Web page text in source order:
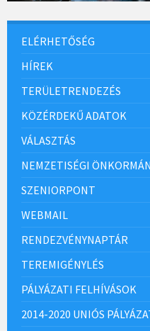
ELÉRHETŐSÉG
HÍREK
TERÜLETRENDEZÉS
KÖZÉRDEKŰ ADATOK
VÁLASZTÁS
NEMZETISÉGI
SZENIORPONT
WEBMAIL
RENDEZVÉNYNAPTÁR
TEREMIGÉNYLÉS
PÁLYÁZATI FELHÍVÁSOK
2014-2020 UNIÓS